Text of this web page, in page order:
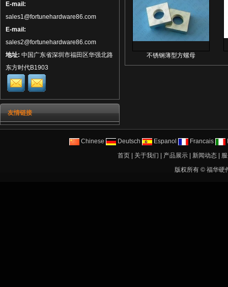
E-mail:
sales1@fortunehardware86.com
E-mail:
sales2@fortunehardware86.com
地址: 中国广东省深圳市福田区华强北路
东方时代B1903
友情链接
不锈钢薄型方螺母
Chinese Deutsch Espanol Francais
首页| 关于我们 产品展示| 新闻动态|
版权所有 © 福华硬